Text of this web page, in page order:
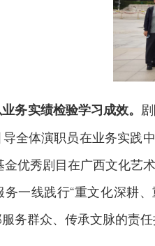
务实绩检验学习成效。
全体演职员在业务实践
优秀剧目在广西文化艺
一线践行“重文化深耕
务群众、传承文脉的责任